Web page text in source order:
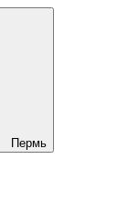
Пермь